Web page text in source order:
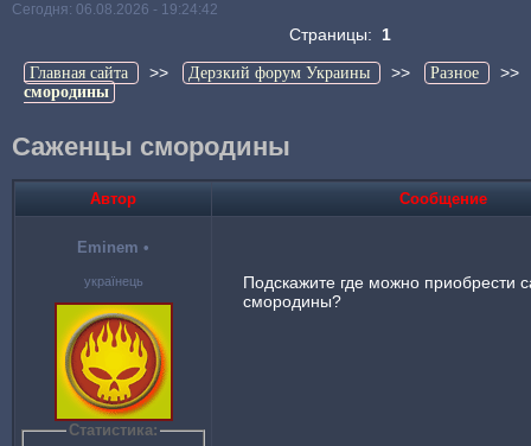
Сегодня: 06.08.2026 - 19:24:42
Страницы: 1
Главная сайта >> Дерзкий форум Украины >> Разное
смородины
Саженцы смородины
Автор Сообщение
Eminem •
українець
Статистика:
Подскажите где можно приобрести
смородины?